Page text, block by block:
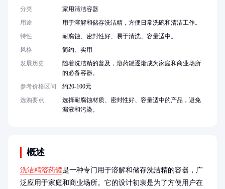
概述
洗洁精溶药罐是一种专门用于溶解和储存洗洁精的容器，广
泛应用于家庭和商业场所。它的设计初衷是为了方便用户在
分类
家用清洁容器
用途
用于溶解和储存洗洁精，方便日常洗碗和清洁工作。
特性
耐腐蚀、密封性好、易于清洗、容量适中。
风格
简约、实用
发展历史
随着洗洁精的普及，溶药罐逐渐成为家庭和商业场所
的必备容器。
参考价格区间
约20-100元
选购要点
选择耐腐蚀材质、密封性好、容量适中的产品，避免
漏液和污染。